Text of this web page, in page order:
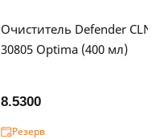
Очиститель Defender CLN
30805 Optima (400 мл)
8.5300
Резерв